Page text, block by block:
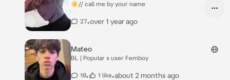
☀️// call me by your name
27•over 1 year ago
Mateo
BL | Popular x user Femboy
18• 1 like•about 2 months ago